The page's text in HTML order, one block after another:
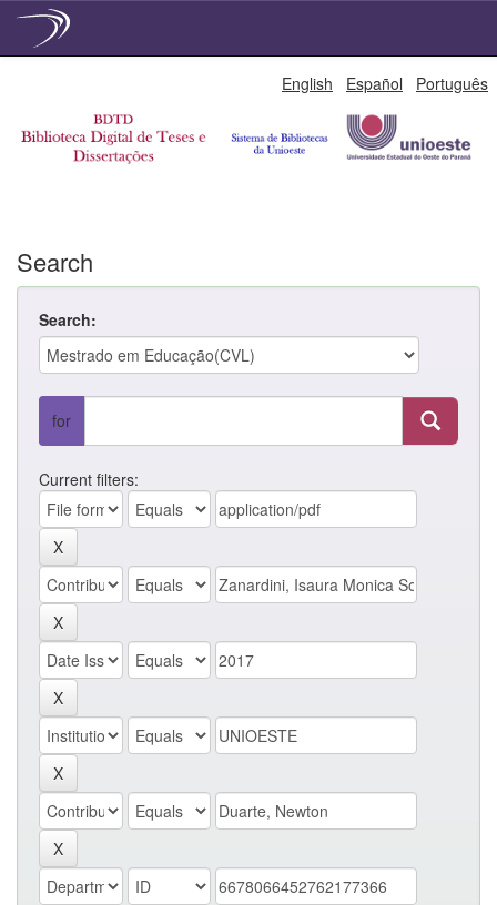
English Español Português
Search
Search:
for
Current filters: